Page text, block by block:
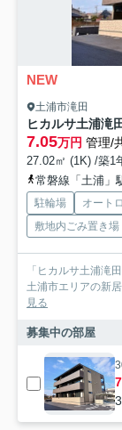
NEW
土浦市滝田
ヒカルサ土浦滝
7.05万円 管理/
27.02㎡ (1K) /築1
常磐線「土浦」
駐輪場 オート
敷地内ごみ置き場
「ヒカルサ土浦滝
土浦市エリアの新
見る
募集中の部屋